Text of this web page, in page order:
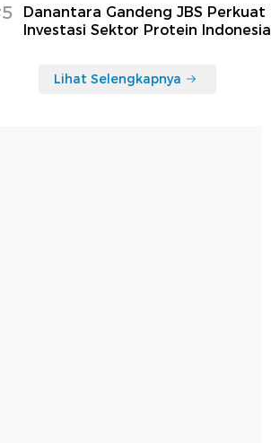
Danantara Gandeng JBS Perkuat
Investasi Sektor Protein Indonesia
Lihat Selengkapnya